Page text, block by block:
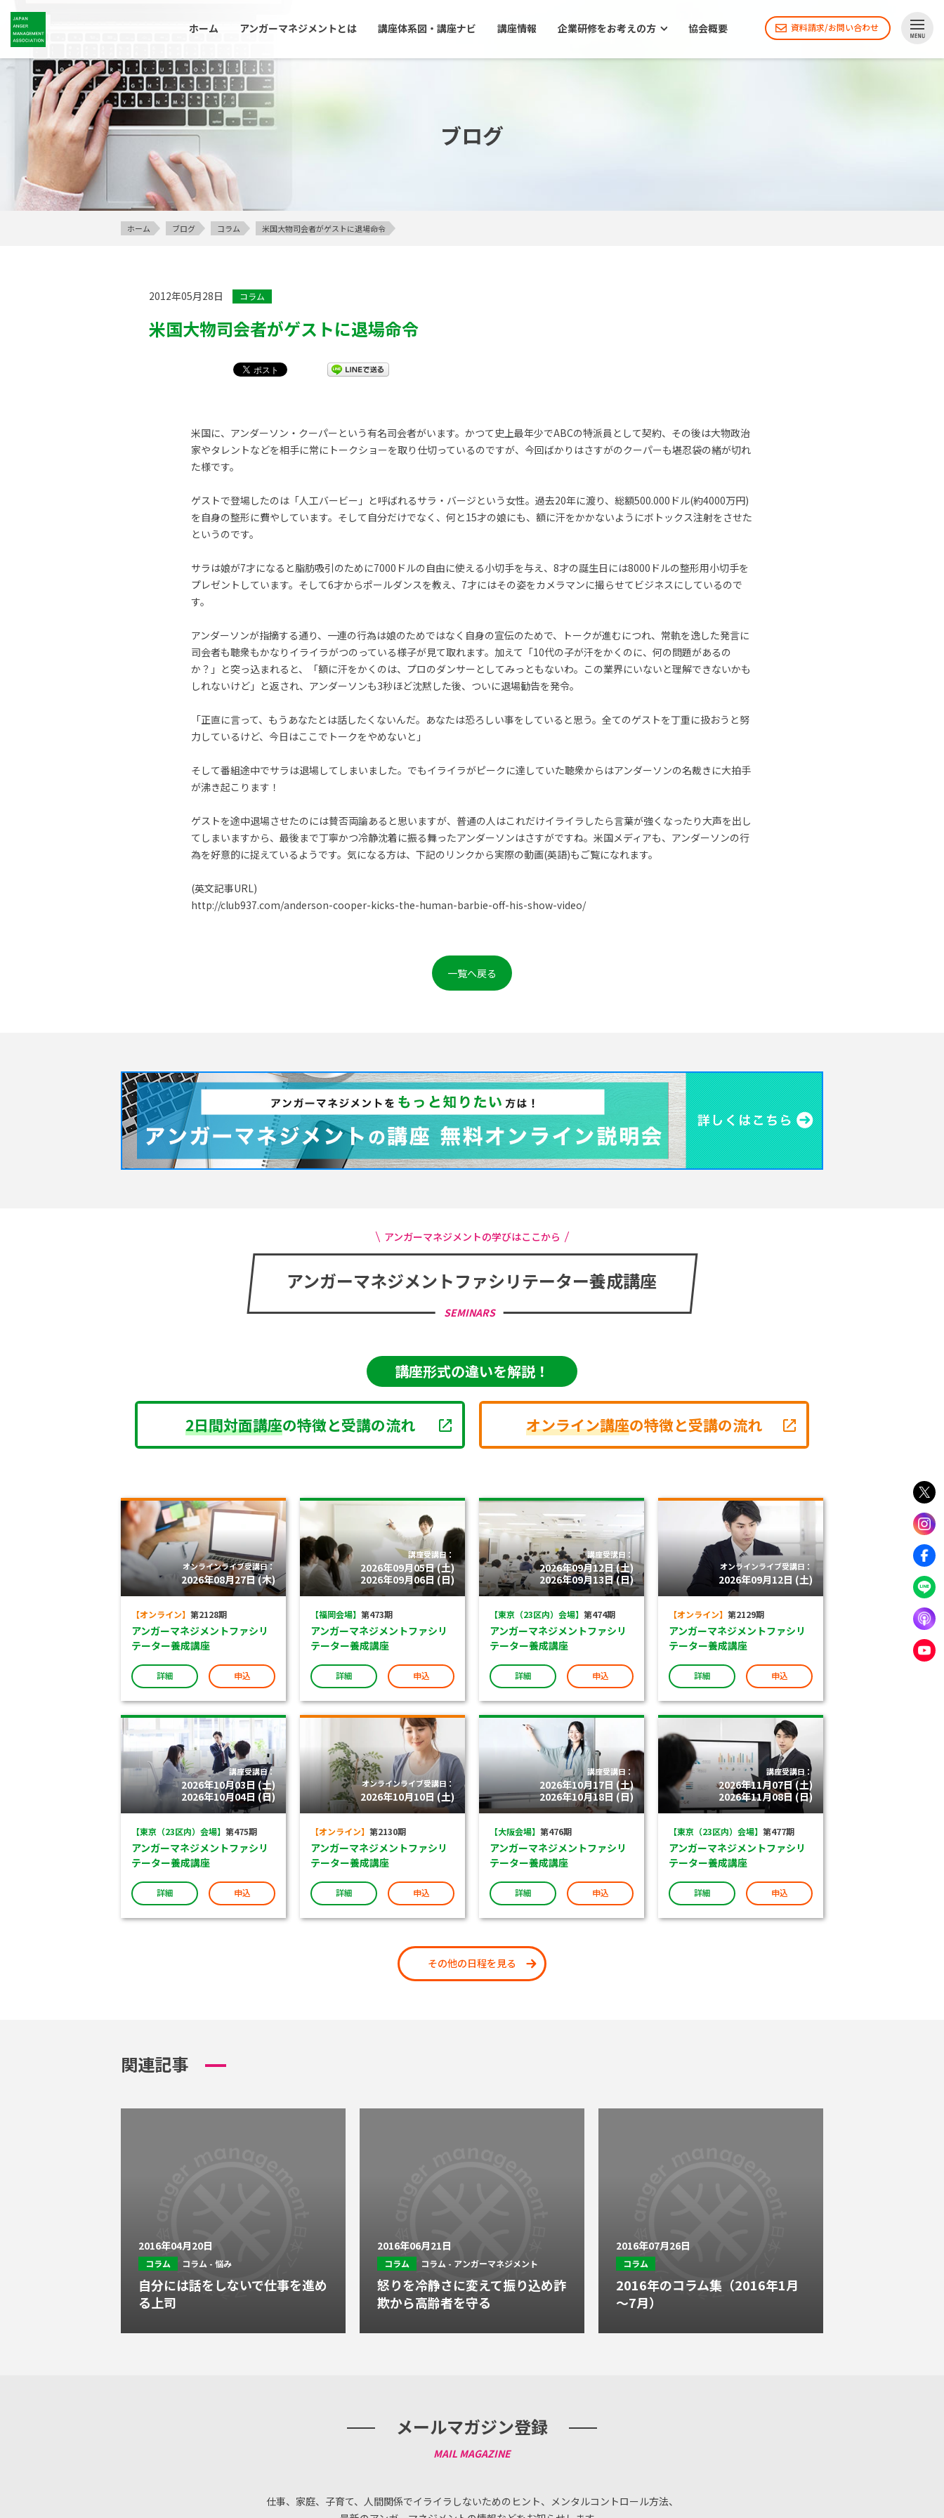
ホーム アンガーマネジメントとは 講座体系図・講座ナビ 講座情報 企業研修をお考えの方 協会概要 資料請求/お問い合わせ
ブログ
ホーム ブログ コラム 米国大物司会者がゲストに退場命令
2012年05月28日 コラム
米国大物司会者がゲストに退場命令
米国に、アンダーソン・クーパーという有名司会者がいます。かつて史上最年少でABCの特派員として契約、その後は大物政治
家やタレントなどを相手に常にトークショーを取り仕切っているのですが、今回ばかりはさすがのクーパーも堪忍袋の緒が切れ
た様です。
ゲストで登場したのは「人工バービー」と呼ばれるサラ・バージという女性。過去20年に渡り、総額500.000ドル(約4000万円)
を自身の整形に費やしています。そして自分だけでなく、何と15才の娘にも、額に汗をかかないようにボトックス注射をさせた
というのです。
サラは娘が7才になると脂肪吸引のために7000ドルの自由に使える小切手を与え、8才の誕生日には8000ドルの整形用小切手を
プレゼントしています。そして6才からポールダンスを教え、7才にはその姿をカメラマンに撮らせてビジネスにしているので
す。
アンダーソンが指摘する通り、一連の行為は娘のためではなく自身の宣伝のためで、トークが進むにつれ、常軌を逸した発言に
司会者も聴衆もかなりイライラがつのっている様子が見て取れます。加えて「10代の子が汗をかくのに、何の問題があるの
か？」と突っ込まれると、「額に汗をかくのは、プロのダンサーとしてみっともないわ。この業界にいないと理解できないかも
しれないけど」と返され、アンダーソンも3秒ほど沈黙した後、ついに退場勧告を発令。
「正直に言って、もうあなたとは話したくないんだ。あなたは恐ろしい事をしていると思う。全てのゲストを丁重に扱おうと努
力しているけど、今日はここでトークをやめないと」
そして番組途中でサラは退場してしまいました。でもイライラがピークに達していた聴衆からはアンダーソンの名裁きに大拍手
が沸き起こります！
ゲストを途中退場させたのには賛否両論あると思いますが、普通の人はこれだけイライラしたら言葉が強くなったり大声を出し
てしまいますから、最後まで丁寧かつ冷静沈着に振る舞ったアンダーソンはさすがですね。米国メディアも、アンダーソンの行
為を好意的に捉えているようです。気になる方は、下記のリンクから実際の動画(英語)もご覧になれます。
(英文記事URL)
http://club937.com/anderson-cooper-kicks-the-human-barbie-off-his-show-video/
一覧へ戻る
アンガーマネジメントの学びはここから
アンガーマネジメントファシリテーター養成講座
SEMINARS
講座形式の違いを解説！
2日間対面講座の特徴と受講の流れ オンライン講座の特徴と受講の流れ
オンラインライブ受講日：
2026年08月27日 (木)
【オンライン】 第2128期
アンガーマネジメントファシリ
テーター養成講座
詳細 申込
講座受講日：
2026年09月05日 (土)
2026年09月06日 (日)
【福岡会場】 第473期
アンガーマネジメントファシリ
テーター養成講座
詳細 申込
講座受講日：
2026年09月12日 (土)
2026年09月13日 (日)
【東京（23区内）会場】 第474期
アンガーマネジメントファシリ
テーター養成講座
詳細 申込
オンラインライブ受講日：
2026年09月12日 (土)
【オンライン】 第2129期
アンガーマネジメントファシリ
テーター養成講座
詳細 申込
講座受講日：
2026年10月03日 (土)
2026年10月04日 (日)
【東京（23区内）会場】 第475期
アンガーマネジメントファシリ
テーター養成講座
詳細 申込
オンラインライブ受講日：
2026年10月10日 (土)
【オンライン】 第2130期
アンガーマネジメントファシリ
テーター養成講座
詳細 申込
講座受講日：
2026年10月17日 (土)
2026年10月18日 (日)
【大阪会場】 第476期
アンガーマネジメントファシリ
テーター養成講座
詳細 申込
講座受講日：
2026年11月07日 (土)
2026年11月08日 (日)
【東京（23区内）会場】 第477期
アンガーマネジメントファシリ
テーター養成講座
詳細 申込
その他の日程を見る
関連記事
2016年04月20日
コラム コラム - 悩み
自分には話をしないで仕事を進め
る上司
2016年06月21日
コラム コラム - アンガーマネジメント
怒りを冷静さに変えて振り込め詐
欺から高齢者を守る
2016年07月26日
コラム
2016年のコラム集（2016年1月
～7月）
メールマガジン登録
仕事、家庭、子育て、人間関係でイライラしないためのヒント、メンタルコントロール方法、